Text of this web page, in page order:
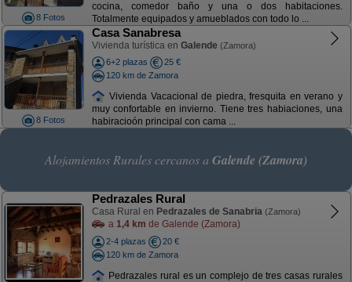
8 Fotos
cocina, comedor baño y una o dos habitaciones.
Totalmente equipados y amueblados con todo lo ...
8 Fotos
Casa Sanabresa
Vivienda turística en Galende (Zamora)
6+2 plazas
25 €
120 km de Zamora
Vivienda Vacacional de piedra, fresquita en verano y
muy confortable en invierno. Tiene tres habiaciones, una
habiracioón principal con cama ...
Alojamientos Rurales cercanos a Galende (Zamora)
Pedrazales Rural
Casa Rural en Pedrazales de Sanabria (Zamora)
a 1,4 km de Galende (Zamora)
2-4 plazas
20 €
120 km de Zamora
Pedrazales rural es un complejo de tres casas rurales